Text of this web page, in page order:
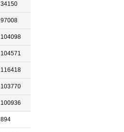
34150
97008
104098
104571
116418
103770
100936
894